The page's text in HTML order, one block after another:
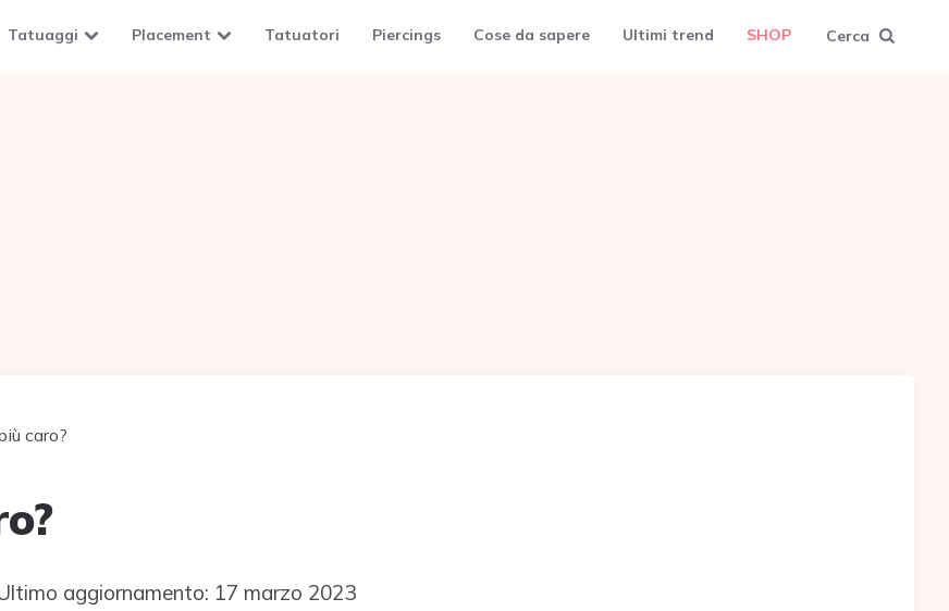
Tatuaggi Placement Tatuatori Piercings Cose da sapere Ultimi trend SHOP Cerca
caro?
aggiornamento: 17 marzo 2023